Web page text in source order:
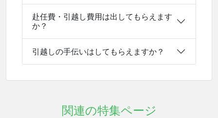
赴任費・引越し費用は出してもらえます
か？
引越しの手伝いはしてもらえますか？
関連の特集ページ